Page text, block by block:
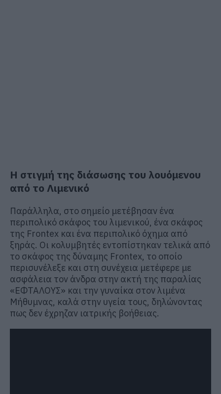
Η στιγμή της διάσωσης του λουόμενου
από το Λιμενικό
Παράλληλα, στο σημείο μετέβησαν ένα
περιπολικό σκάφος του λιμενικού, ένα σκάφος
της Frontex και ένα περιπολικό όχημα από
ξηράς. Οι κολυμβητές εντοπίστηκαν τελικά από
το σκάφος της δύναμης Frontex, το οποίο
περισυνέλεξε και στη συνέχεια μετέφερε με
ασφάλεια τον άνδρα στην ακτή της παραλίας
«ΕΦΤΑΛΟΥΣ» και την γυναίκα στον λιμένα
Μήθυμνας, καλά στην υγεία τους, δηλώνοντας
πως δεν έχρηζαν ιατρικής βοήθειας.